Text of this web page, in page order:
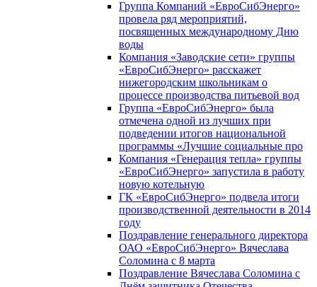
Группа Компаний «ЕвроСибЭнерго»
провела ряд мероприятий,
посвященных международному Дню
воды
Компания «Заводские сети» группы
«ЕвроСибЭнерго» расскажет
нижегородским школьникам о
процессе производства питьевой вод
Группа «ЕвроСибЭнерго» была
отмечена одной из лучших при
подведении итогов национальной
программы «Лучшие социальные про
Компания «Генерация тепла» группы
«ЕвроСибЭнерго» запустила в работу
новую котельную
ГК «ЕвроСибЭнерго» подвела итоги
производственной деятельности в 2014
году
Поздравление генерального директора
ОАО «ЕвроСибЭнерго» Вячеслава
Соломина с 8 марта
Поздравление Вячеслава Соломина с